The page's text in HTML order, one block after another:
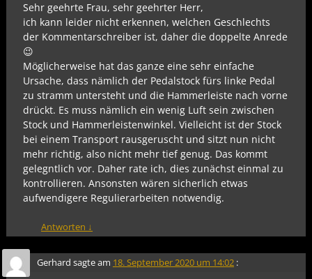
Sehr geehrte Frau, sehr geehrter Herr,
ich kann leider nicht erkennen, welchen Geschlechts
der Kommentarschreiber ist, daher die doppelte Anrede
😉
Möglicherweise hat das ganze eine sehr einfache
Ursache, dass nämlich der Pedalstock fürs linke Pedal
zu stramm untersteht und die Hammerleiste nach vorne
drückt. Es muss nämlich ein wenig Luft sein zwischen
Stock und Hammerleistenwinkel. Vielleicht ist der Stock
bei einem Transport rausgeruscht und sitzt nun nicht
mehr richtig, also nicht mehr tief genug. Das kommt
gelegntlich vor. Daher rate ich, dies zunächst einmal zu
kontrollieren. Ansonsten wären sicherlich etwas
aufwendigere Regulierarbeiten notwendig.
Antworten ↓
Gerhard sagte am 18. September 2020 um 14:02 :